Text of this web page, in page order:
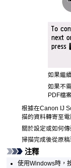
如果繼
如果不
PDF檔
根據在Canon IJ
描的資料轉寄至
關於設定或如何
掃描完成後從原
注釋
使用Windows時，